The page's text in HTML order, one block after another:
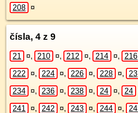
208 ¤
čísla, 4 z 9
21 ¤, 210 ¤, 212 ¤, 214 ¤, 216
222 ¤, 224 ¤, 226 ¤, 228 ¤, 23
234 ¤, 236 ¤, 238 ¤, 24 ¤, 24
241 ¤, 242 ¤, 243 ¤, 244 ¤,